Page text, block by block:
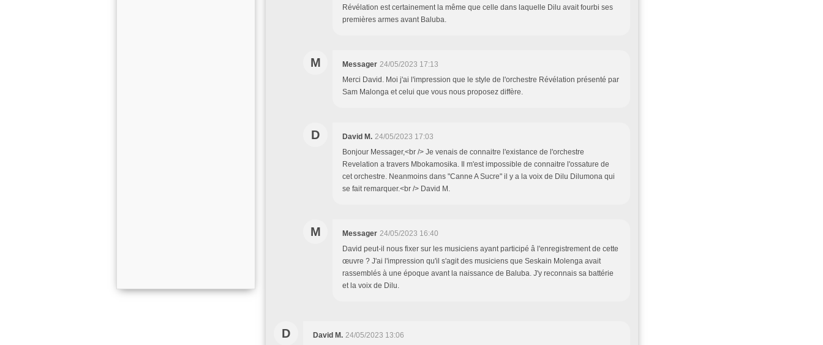
Révélation est certainement la même que celle dans laquelle Dilu avait fourbi ses
premières armes avant Baluba.
M Messager 24/05/2023 17:13
Merci David. Moi j'ai l'impression que le style de l'orchestre Révélation présenté par
Sam Malonga et celui que vous nous proposez diffère.
D David M. 24/05/2023 17:03
Bonjour Messager,<br /> Je venais de connaitre l'existance de l'orchestre
Revelation a travers Mbokamosika. Il m'est impossible de connaitre l'ossature de
cet orchestre. Neanmoins dans "Canne A Sucre" il y a la voix de Dilu Dilumona qui
se fait remarquer.<br /> David M.
M Messager 24/05/2023 16:40
David peut-il nous fixer sur les musiciens ayant participé â l'enregistrement de cette
œuvre ? J'ai l'impression qu'il s'agit des musiciens que Seskain Molenga avait
rassemblés à une époque avant la naissance de Baluba. J'y reconnais sa battérie
et la voix de Dilu.
D David M. 24/05/2023 13:06